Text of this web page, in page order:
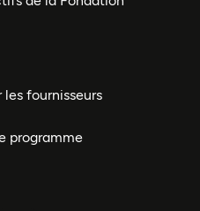
fournisseurs
programme